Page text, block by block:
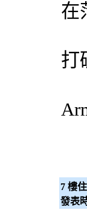
在
打
7 樓
發表